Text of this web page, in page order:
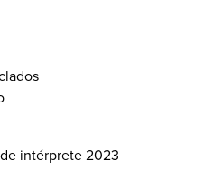
intérprete 2023